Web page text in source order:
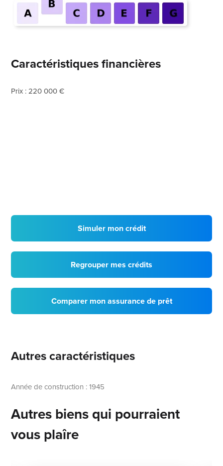
Caractéristiques financières
Prix : 220 000 €
Simuler mon crédit
Regrouper mes crédits
Comparer mon assurance de prêt
Autres caractéristiques
Année de construction : 1945
Autres biens qui pourraient
vous plaîre